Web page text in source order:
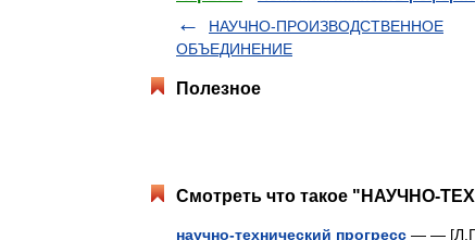
НАУЧНО-ПРОИЗВОДСТВЕННОЕ
ОБЪЕДИНЕНИЕ
Полезное
Смотреть что такое "НАУЧНО-
научно-технический прогресс — —